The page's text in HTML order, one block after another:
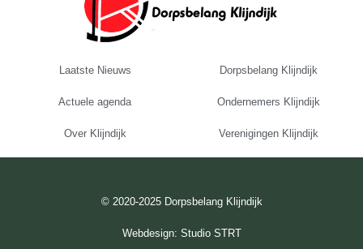
Laatste Nieuws
Actuele agenda
Over Klijndijk
Dorpsbelang Klijndijk
Ondernemers Klijndijk
Verenigingen Klijndijk
© 2020-2025 Dorpsbelang Klijndijk
Webdesign: Studio STRT